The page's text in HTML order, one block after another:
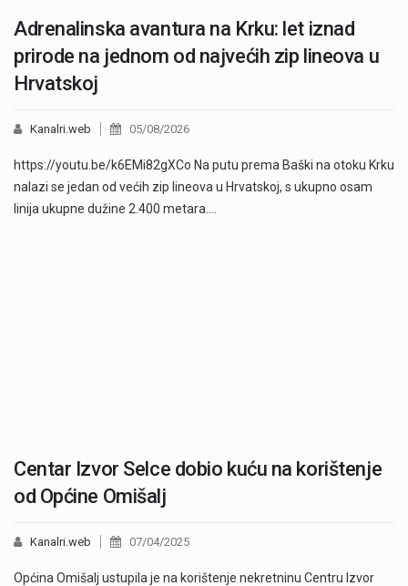
Adrenalinska avantura na Krku: let iznad
prirode na jednom od najvećih zip lineova u
Hrvatskoj
Kanalri.web 05/08/2026
https://youtu.be/k6EMi82gXCo Na putu prema Baški na otoku Krku
nalazi se jedan od većih zip lineova u Hrvatskoj, s ukupno osam
linija ukupne dužine 2.400 metara.…
Centar Izvor Selce dobio kuću na korištenje
od Općine Omišalj
Kanalri.web 07/04/2025
Općina Omišalj ustupila je na korištenje nekretninu Centru Izvor